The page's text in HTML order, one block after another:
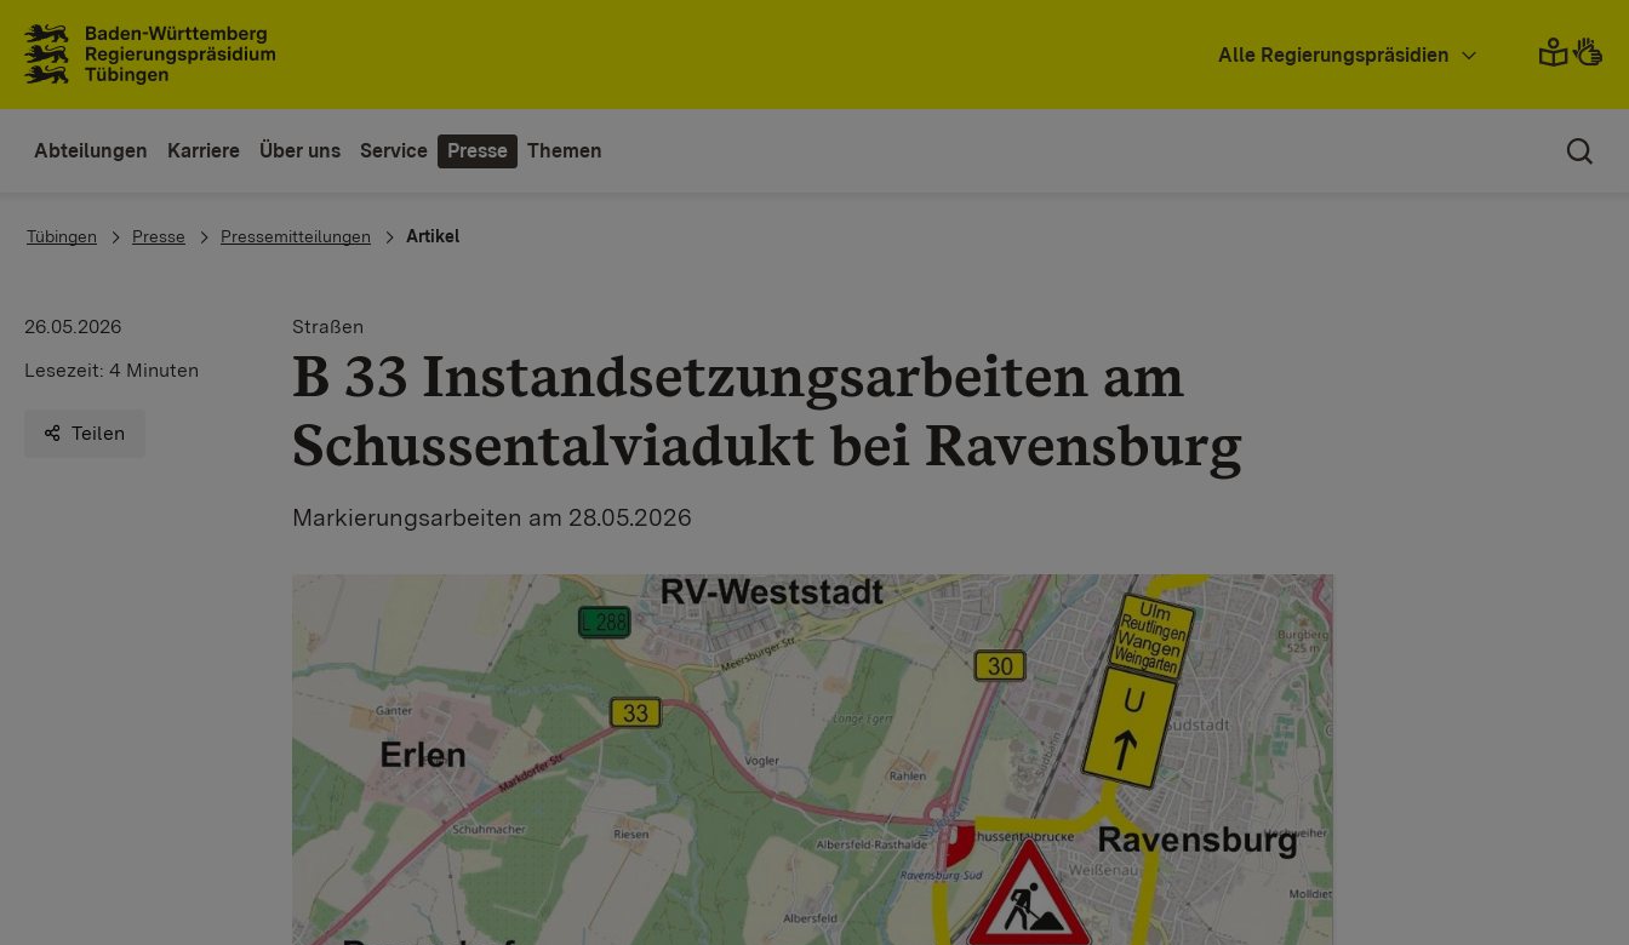
Alle Regierungspräsidien
Abteilungen Karriere Über uns Service Presse Themen
You are here:
Tübingen Presse Pressemitteilungen Artikel
26.05.2026
Lesezeit: 4 Minuten
Teilen
Straßen
B 33 Instandsetzungsarbeiten am
Schussentalviadukt bei Ravensburg
Markierungsarbeiten am 28.05.2026